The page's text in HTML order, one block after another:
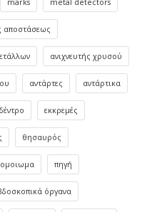
αποστάσεως
ανιχνευτής χρυσού
αντάρτες αντάρτικα
δέντρο εκκρεμές
θησαυρός
ομοιωμα πηγή
όργανα